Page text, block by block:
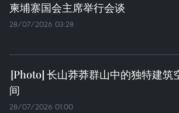
柬埔寨国会主席举行会谈
28/07/2026 03:28
长山莽莽群山中的独特建筑
间
28/07/2026 01:00